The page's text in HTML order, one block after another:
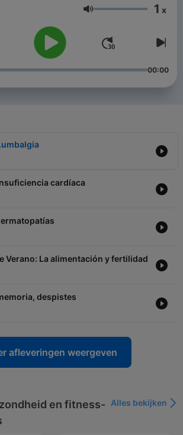
Volume 1 x
00:00
cardíaca
Verano: La alimentación y fertilidad
despistes
afleveringen weergeven
en fitness-
Alles bekijken